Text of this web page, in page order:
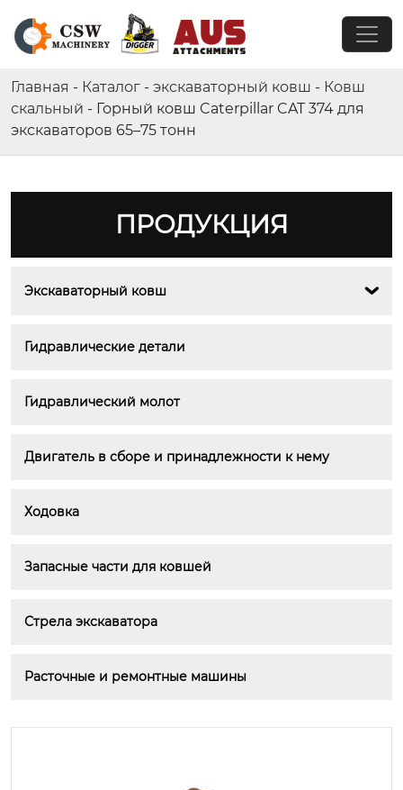
Главная - Каталог - экскаваторный ковш - Ковш
скальный - Горный ковш Caterpillar CAT 374 для
экскаваторов 65–75 тонн
ПРОДУКЦИЯ
Экскаваторный ковш 
Гидравлические детали
Гидравлический молот
Двигатель в сборе и принадлежности к нему
Ходовка
Запасные части для ковшей
Стрела экскаватора
Расточные и ремонтные машины